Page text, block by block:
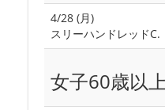
4/28 (月)
スリーハンドレッドC.
女子60歳以